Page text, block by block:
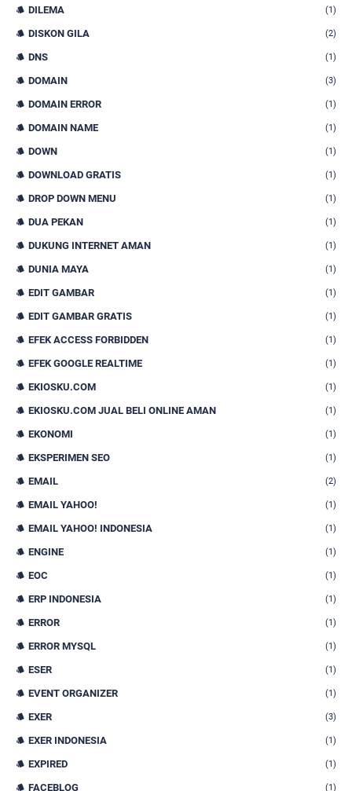
DILEMA (1)
DISKON GILA (2)
DNS (1)
DOMAIN (3)
DOMAIN ERROR (1)
DOMAIN NAME (1)
DOWN (1)
DOWNLOAD GRATIS (1)
DROP DOWN MENU (1)
DUA PEKAN (1)
DUKUNG INTERNET AMAN (1)
DUNIA MAYA (1)
EDIT GAMBAR (1)
EDIT GAMBAR GRATIS (1)
EFEK ACCESS FORBIDDEN (1)
EFEK GOOGLE REALTIME (1)
EKIOSKU.COM (1)
EKIOSKU.COM JUAL BELI ONLINE AMAN (1)
EKONOMI (1)
EKSPERIMEN SEO (1)
EMAIL (2)
EMAIL YAHOO! (1)
EMAIL YAHOO! INDONESIA (1)
ENGINE (1)
EOC (1)
ERP INDONESIA (1)
ERROR (1)
ERROR MYSQL (1)
ESER (1)
EVENT ORGANIZER (1)
EXER (3)
EXER INDONESIA (1)
EXPIRED (1)
FACEBLOG (1)